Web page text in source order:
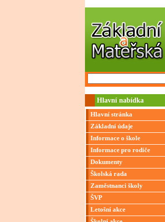
Hlavní nabídka
Hlavní stránka
Základní údaje
Informace o škole
Informace pro rodiče
Dokumenty
Školská rada
Zaměstnanci školy
ŠVP
Letošní akce